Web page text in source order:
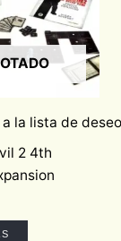
la lista de
2 4th